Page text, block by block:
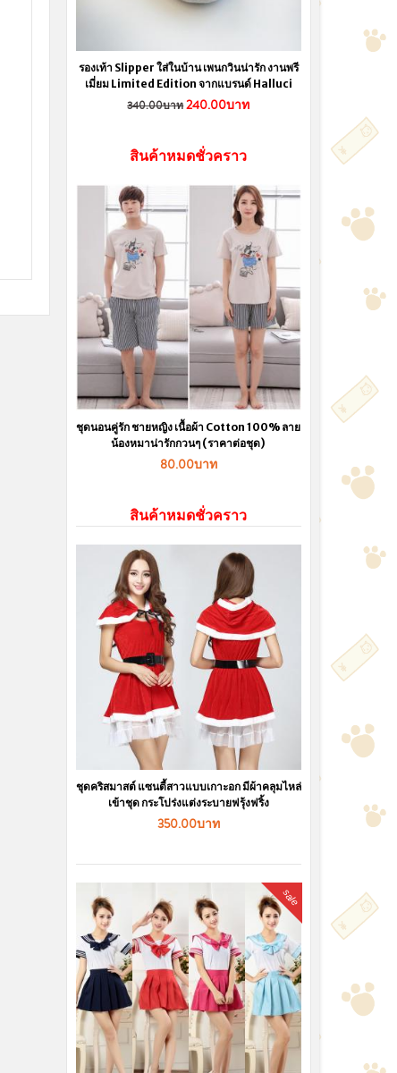
รองเท้า Slipper ใส่ในบ้าน เพนกวินน่ารัก งานพรี
เมี่ยม Limited Edition จากแบรนด์ Halluci
340.00บาท240.00บาท
สินค้าหมดชั่วคราว
ชุดนอนคู่รัก ชายหญิง เนื้อผ้า Cotton 100% ลาย
น้องหมาน่ารักกวนๆ (ราคาต่อชุด)
80.00บาท
สินค้าหมดชั่วคราว
ชุดคริสมาสต์ แซนตี้สาวแบบเกาะอก มีผ้าคลุมไหล่
เข้าชุด กระโปร่งแต่งระบายฟรุ้งฟริ้ง
350.00บาท
sale